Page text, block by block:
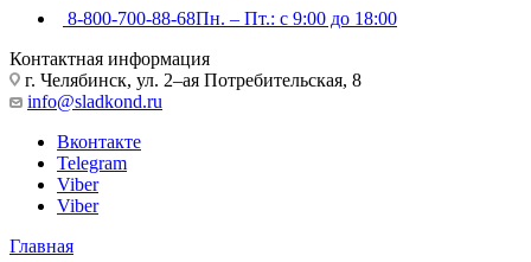
8-800-700-88-68Пн. – Пт.: с 9:00 до 18:00
Контактная информация
г. Челябинск, ул. 2–ая Потребительская, 8
info@sladkond.ru
Вконтакте
Telegram
Viber
Viber
Главная